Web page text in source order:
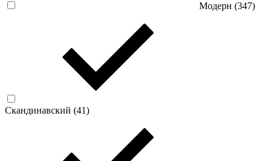
Модерн (347)
Скандинавский (41)